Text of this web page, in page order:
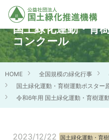
国土緑化運動・育
コンクール
HOME 全国規模の緑化行事
国土緑化運動・育樹運動ポスター
令和6年用 国土緑化運動・育樹運
2023/12/22 国土緑化運動・育